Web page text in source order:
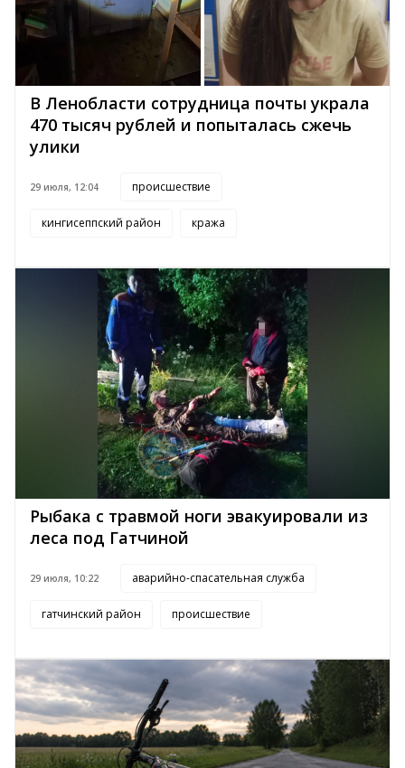
В Ленобласти сотрудница почты украла
470 тысяч рублей и попыталась сжечь
улики
29 июля, 12:04 происшествие
кингисеппский район кража
Рыбака с травмой ноги эвакуировали из
леса под Гатчиной
29 июля, 10:22 аварийно-спасательная служба
гатчинский район происшествие